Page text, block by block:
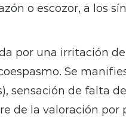
o escozor, a los
por una irritación
Se
sensación de falta
de la valoración por